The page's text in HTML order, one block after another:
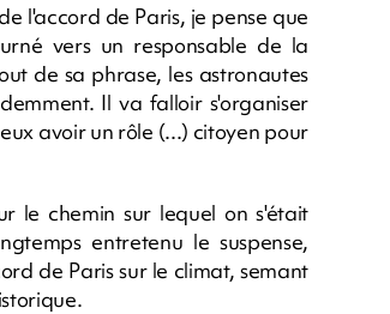
l'accord de Paris, je pense que
vers un responsable de la
de sa phrase, les astronautes
Il va falloir s'organiser
avoir un rôle (...) citoyen pour
le chemin sur lequel on s'était
entretenu le suspense,
de Paris sur le climat, semant